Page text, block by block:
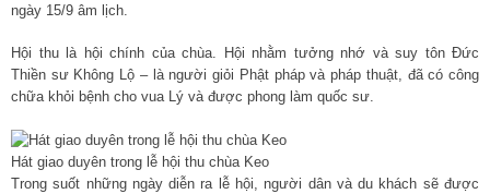
ngày 15/9 âm lịch.
Hội thu là hội chính của chùa. Hội nhằm tưởng nhớ và suy tôn Ðức
Thiền sư Không Lộ – là người giỏi Phật pháp và pháp thuật, đã có công
chữa khỏi bệnh cho vua Lý và được phong làm quốc sư.
Hát giao duyên trong lễ hội thu chùa Keo
Trong suốt những ngày diễn ra lễ hội, người dân và du khách sẽ được